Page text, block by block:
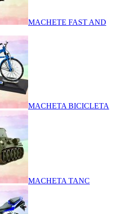
MACHETE FAST AND
MACHETA BICICLETA
MACHETA TANC